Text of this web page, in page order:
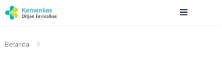
Beranda